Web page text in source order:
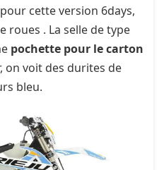
cette version 6days,
roues . La selle de type
pochette pour le carton
on voit des durites de
bleu.